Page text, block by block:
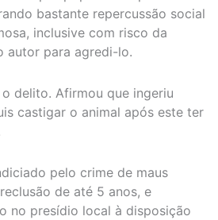
bastante repercussão social
inclusive com risco da
autor para agredi-lo.
delito. Afirmou que ingeriu
castigar o animal após este ter
pelo crime de maus
de até 5 anos, e
no presídio local à disposição